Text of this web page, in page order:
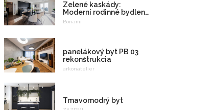
Zelené kaskády:
Moderní rodinné bydlení
na celý život
Bonami
panelákový byt PB 03
rekonštrukcia
arkonatelier
Tmavomodrý byt